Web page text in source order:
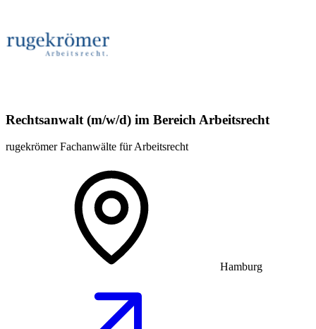
Rechtsanwalt (m/w/d) im Bereich Arbeitsrecht
rugekrömer Fachanwälte für Arbeitsrecht
Hamburg